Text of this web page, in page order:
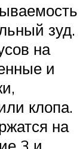
зуд.
на
и
клопа.
на